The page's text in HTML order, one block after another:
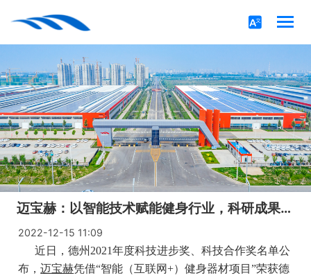
迈宝赫：以智能技术赋能健身行业，科研成果喜获“德州科技进步奖”！
2022-12-15 11:09
近日，德州2021年度科技进步奖、科技合作奖名单公
布，迈宝赫凭借“智能（互联网+）健身器材项目”荣获德